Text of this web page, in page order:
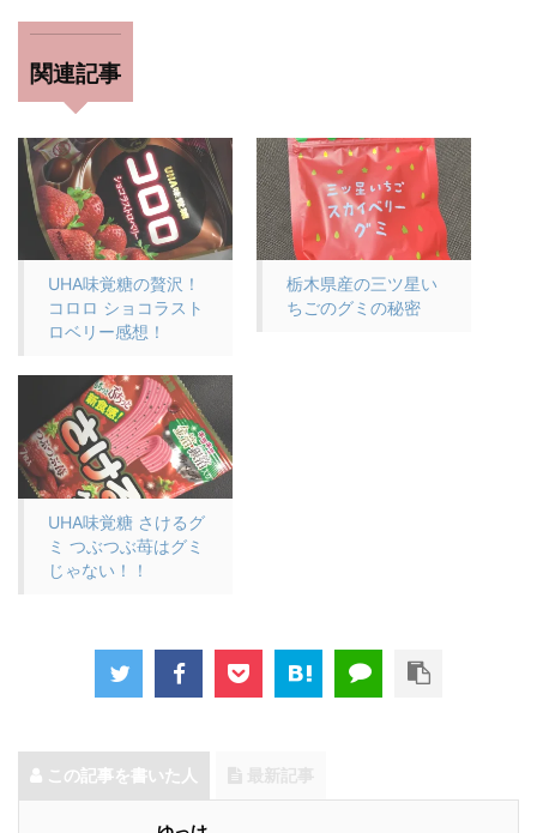
関連記事
UHA味覚糖の贅沢！
コロロ ショコラスト
ロベリー感想！
栃木県産の三ツ星い
ちごのグミの秘密
UHA味覚糖 さけるグ
ミ つぶつぶ苺はグミ
じゃない！！
この記事を書いた人